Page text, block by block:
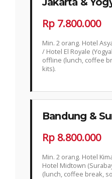
Rp 7.800.000
Min. 2 orang. Hotel
/ Hotel El Royale
offline (lunch, coffee
kits).
Bandung &
Rp 8.800.000
Min. 2 orang. Hotel
Hotel Midtown
(lunch, coffee break,